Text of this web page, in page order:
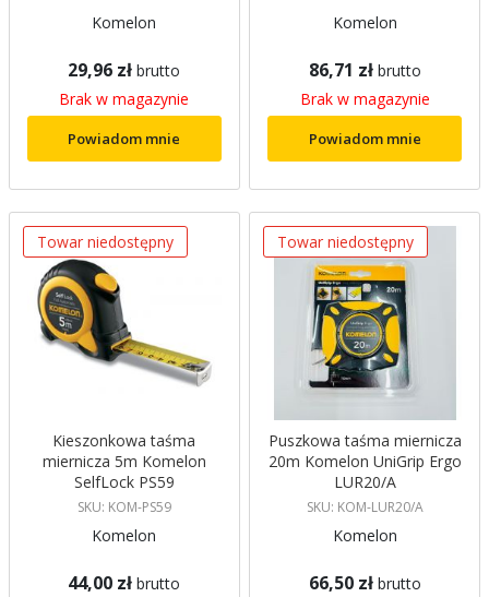
Komelon
29,96 zł brutto
Brak w magazynie
Powiadom mnie
Komelon
86,71 zł brutto
Brak w magazynie
Powiadom mnie
Towar niedostępny
Kieszonkowa taśma
miernicza 5m Komelon
SelfLock PS59
SKU: KOM-PS59
Komelon
44,00 zł brutto
Towar niedostępny
Puszkowa taśma miernicza
20m Komelon UniGrip Ergo
LUR20/A
SKU: KOM-LUR20/A
Komelon
66,50 zł brutto